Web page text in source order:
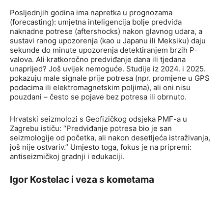
Posljednjih godina ima napretka u prognozama
(forecasting): umjetna inteligencija bolje predviđa
naknadne potrese (aftershocks) nakon glavnog udara, a
sustavi ranog upozorenja (kao u Japanu ili Meksiku) daju
sekunde do minute upozorenja detektiranjem brzih P-
valova. Ali kratkoročno predviđanje dana ili tjedana
unaprijed? Još uvijek nemoguće. Studije iz 2024. i 2025.
pokazuju male signale prije potresa (npr. promjene u GPS
podacima ili elektromagnetskim poljima), ali oni nisu
pouzdani – često se pojave bez potresa ili obrnuto.
Hrvatski seizmolozi s Geofizičkog odsjeka PMF-a u
Zagrebu ističu: “Predviđanje potresa bio je san
seizmologije od početka, ali nakon desetljeća istraživanja,
još nije ostvariv.” Umjesto toga, fokus je na pripremi:
antiseizmičkoj gradnji i edukaciji.
Igor Kostelac i veza s kometama